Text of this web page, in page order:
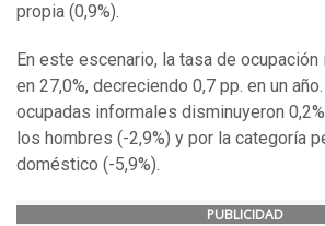
propia (0,9%).
En este escenario, la tasa de
en 27,0%, decreciendo 0,7 pp. en un
ocupadas informales disminuyeron
los hombres (-2,9%) y por la categoría
doméstico (-5,9%).
PUBLICIDAD